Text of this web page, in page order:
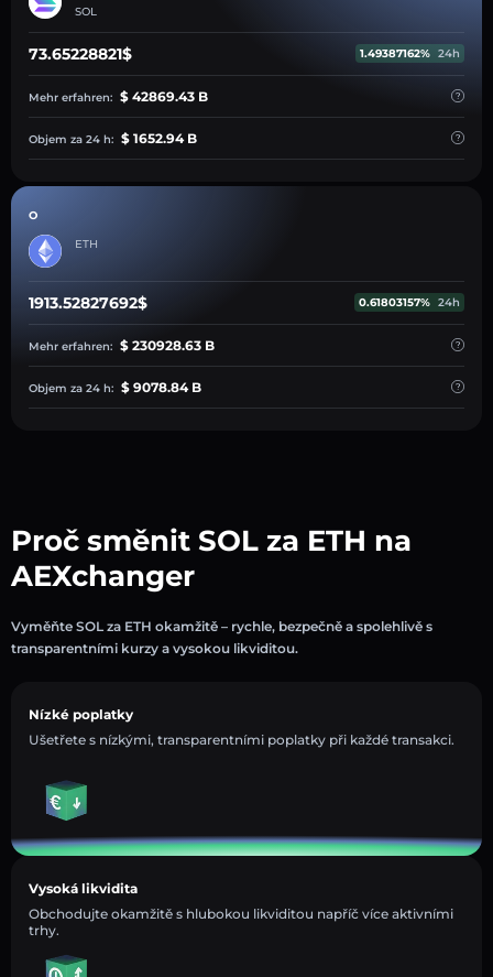
SOL
73.65228821$ 1.49387162% 24h
Mehr erfahren: $ 42869.43 B
Objem za 24 h: $ 1652.94 B
O
ETH
1913.52827692$ 0.61803157% 24h
Mehr erfahren: $ 230928.63 B
Objem za 24 h: $ 9078.84 B
Proč směnit SOL za ETH na
AEXchanger
Vyměňte SOL za ETH okamžitě – rychle, bezpečně a spolehlivě s
transparentními kurzy a vysokou likviditou.
Nízké poplatky
Ušetřete s nízkými, transparentními poplatky při každé transakci.
Vysoká likvidita
Obchodujte okamžitě s hlubokou likviditou napříč více aktivními
trhy.